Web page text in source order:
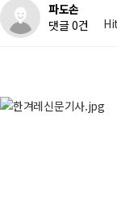
파도손
댓글 0건